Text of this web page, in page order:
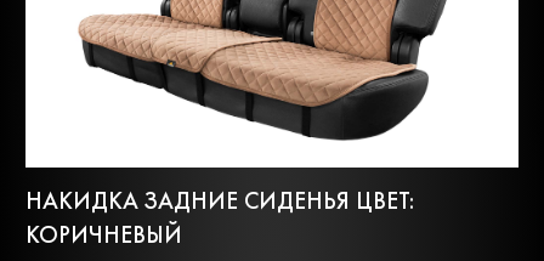
НАКИДКА ЗАДНИЕ СИДЕНЬЯ ЦВЕТ:
КОРИЧНЕВЫЙ